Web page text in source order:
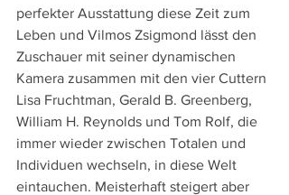
perfekter Ausstattung diese Zeit zum
Leben und Vilmos Zsigmond lässt den
Zuschauer mit seiner dynamischen
Kamera zusammen mit den vier Cuttern
Lisa Fruchtman, Gerald B. Greenberg,
William H. Reynolds und Tom Rolf, die
immer wieder zwischen Totalen und
Individuen wechseln, in diese Welt
eintauchen. Meisterhaft steigert aber